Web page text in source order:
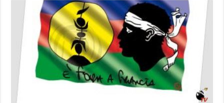
devons
construire
ensemble
l’accès
du
à
sa
pleine
souveraineté »
–
#Corse